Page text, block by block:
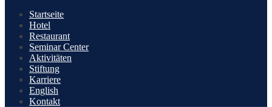
Startseite
Hotel
Restaurant
Seminar Center
Aktivitäten
Stiftung
Karriere
English
Kontakt